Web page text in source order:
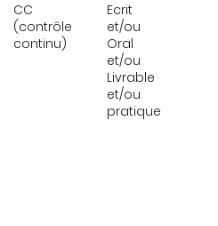
CC
(contrôle
continu)
Ecrit
et/ou
Oral
et/ou
Livrable
et/ou
pratique